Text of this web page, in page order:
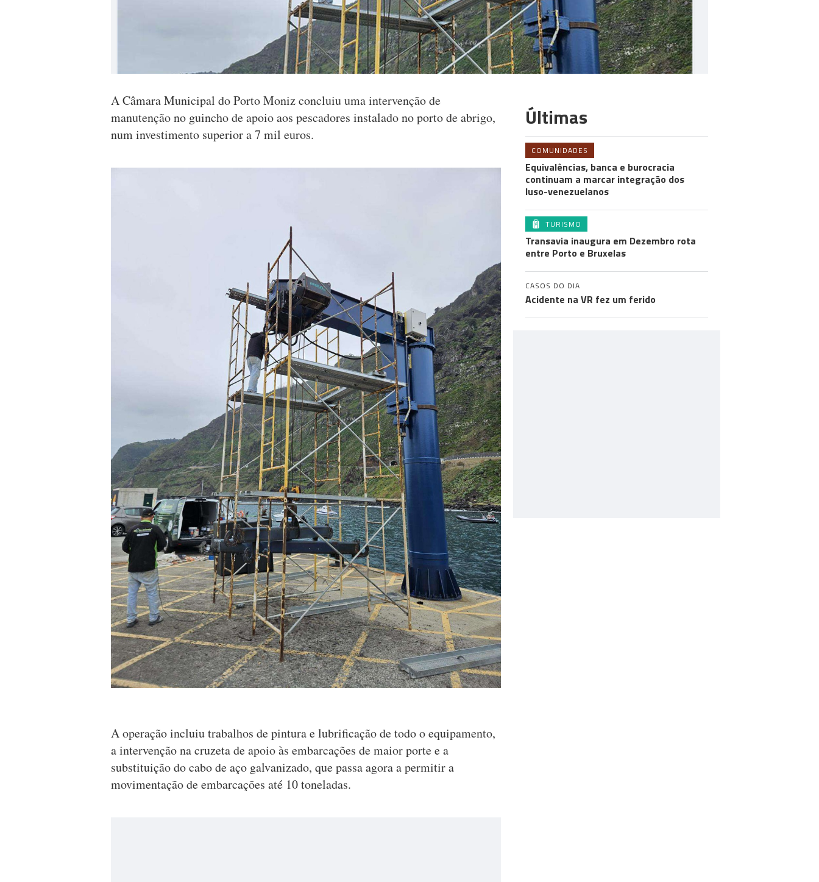
A Câmara Municipal do Porto Moniz concluiu uma intervenção de
manutenção no guincho de apoio aos pescadores instalado no porto de abrigo,
num investimento superior a 7 mil euros.
A operação incluiu trabalhos de pintura e lubrificação de todo o equipamento,
a intervenção na cruzeta de apoio às embarcações de maior porte e a
substituição do cabo de aço galvanizado, que passa agora a permitir a
movimentação de embarcações até 10 toneladas.
Últimas
COMUNIDADES
Equivalências, banca e burocracia
continuam a marcar integração dos
luso-venezuelanos
TURISMO
Transavia inaugura em Dezembro rota
entre Porto e Bruxelas
CASOS DO DIA
Acidente na VR fez um ferido